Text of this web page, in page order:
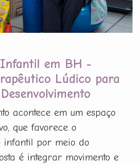
em BH -
Lúdico para
acontece em um espaço
que favorece o
infantil por meio do
é integrar movimento e